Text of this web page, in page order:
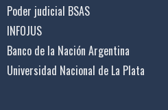
Poder judicial BSAS
INFOJUS
Banco de la Nación Argentina
Universidad Nacional de La Plata